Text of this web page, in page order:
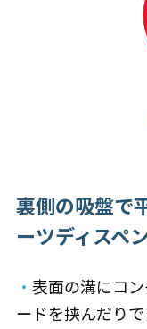
裏側の吸盤で
ーツディスペ
・ 表面の溝にコ
ードを挟んだり